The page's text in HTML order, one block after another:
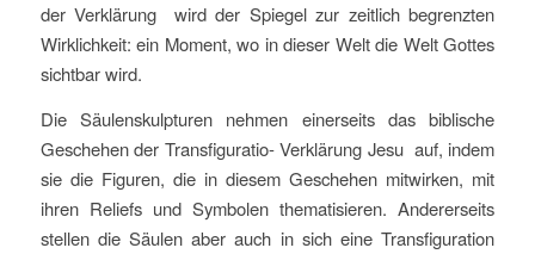
der Verklärung wird der Spiegel zur zeitlich begrenzten
Wirklichkeit: ein Moment, wo in dieser Welt die Welt Gottes
sichtbar wird.
Die Säulenskulpturen nehmen einerseits das biblische
Geschehen der Transfiguratio- Verklärung Jesu auf, indem
sie die Figuren, die in diesem Geschehen mitwirken, mit
ihren Reliefs und Symbolen thematisieren. Andererseits
stellen die Säulen aber auch in sich eine Transfiguration